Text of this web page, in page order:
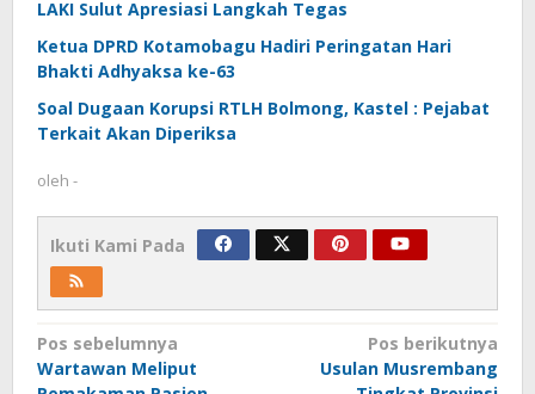
LAKI Sulut Apresiasi Langkah Tegas
Ketua DPRD Kotamobagu Hadiri Peringatan Hari
Bhakti Adhyaksa ke-63
Soal Dugaan Korupsi RTLH Bolmong, Kastel : Pejabat
Terkait Akan Diperiksa
oleh -
Ikuti Kami Pada
Navigasi
pos
Pos sebelumnya
Wartawan Meliput
Pos berikutnya
Usulan Musrembang